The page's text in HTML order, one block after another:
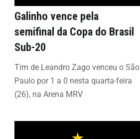
Galinho vence pela
semifinal da Copa do Brasil
Sub-20
Tim de Leandro Zago venceu o São
Paulo por 1 a 0 nesta quarta-feira
(26), na Arena MRV